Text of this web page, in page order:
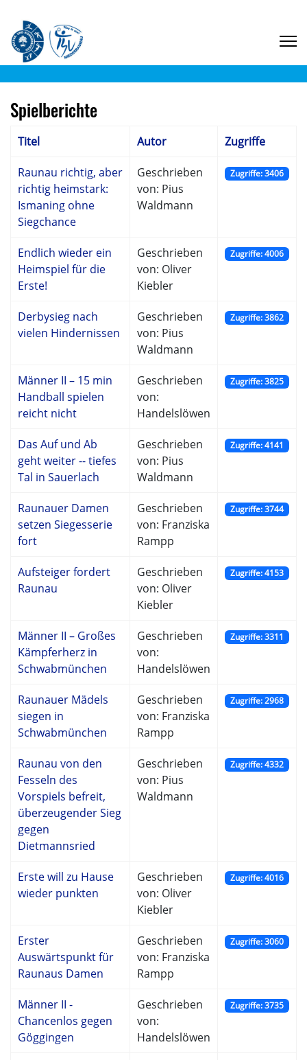
Spielberichte
Titel Autor Zugriffe
Raunau richtig, aber
richtig heimstark:
Ismaning ohne
Siegchance
Geschrieben
von: Pius
Waldmann
Zugriffe: 3406
Endlich wieder ein
Heimspiel für die
Erste!
Geschrieben
von: Oliver
Kiebler
Zugriffe: 4006
Derbysieg nach
vielen Hindernissen
Geschrieben
von: Pius
Waldmann
Zugriffe: 3862
Männer II – 15 min
Handball spielen
reicht nicht
Geschrieben
von:
Handelslöwen
Zugriffe: 3825
Das Auf und Ab
geht weiter -- tiefes
Tal in Sauerlach
Geschrieben
von: Pius
Waldmann
Zugriffe: 4141
Raunauer Damen
setzen Siegesserie
fort
Geschrieben
von: Franziska
Rampp
Zugriffe: 3744
Aufsteiger fordert
Raunau
Geschrieben
von: Oliver
Kiebler
Zugriffe: 4153
Männer II – Großes
Kämpferherz in
Schwabmünchen
Geschrieben
von:
Handelslöwen
Zugriffe: 3311
Raunauer Mädels
siegen in
Schwabmünchen
Geschrieben
von: Franziska
Rampp
Zugriffe: 2968
Raunau von den
Fesseln des
Vorspiels befreit,
überzeugender Sieg
gegen
Dietmannsried
Geschrieben
von: Pius
Waldmann
Zugriffe: 4332
Erste will zu Hause
wieder punkten
Geschrieben
von: Oliver
Kiebler
Zugriffe: 4016
Erster
Auswärtspunkt für
Raunaus Damen
Geschrieben
von: Franziska
Rampp
Zugriffe: 3060
Männer II -
Chancenlos gegen
Göggingen
Geschrieben
von:
Handelslöwen
Zugriffe: 3735